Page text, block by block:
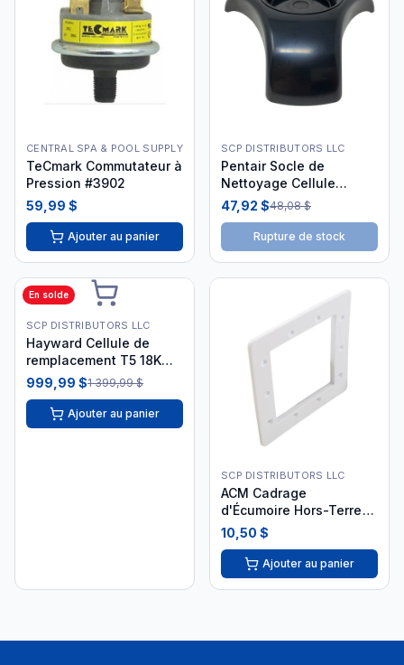
CENTRAL SPA & POOL SUPPLY
TeCmark Commutateur à
Pression #3902
59,99 $
Ajouter au panier
SCP DISTRIBUTORS LLC
Pentair Socle de
Nettoyage Cellule
IntelliChlor 523103
47,92 $48,08 $
Rupture de stock
En solde
SCP DISTRIBUTORS LLC
Hayward Cellule de
remplacement T5 18K
gallons GLX-CELL-5
999,99 $1 399,99 $
Ajouter au panier
SCP DISTRIBUTORS LLC
ACM Cadrage
d'Écumoire Hors-Terre
Carré Face Plate
10,50 $
Ajouter au panier